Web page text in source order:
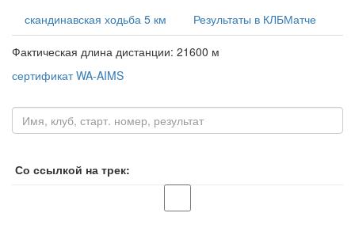
скандинавская ходьба 5 км Результаты в КЛБМатче
Фактическая длина дистанции: 21600 м
сертификат WA-AIMS
Со ссылкой на трек: